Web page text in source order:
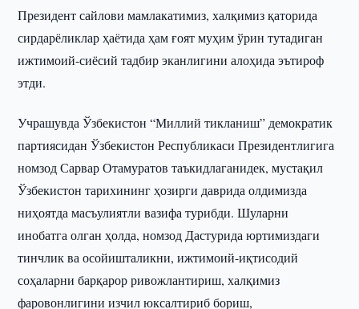
Президент сайлови мамлакатимиз, халқимиз қаторида
сирдарёликлар ҳаётида ҳам ғоят муҳим ўрин тутадиган
ижтимоий-сиёсий тадбир эканлигини алоҳида эътироф
этди.
Учрашувда Ўзбекистон “Миллий тикланиш” демократик
партиясидан Ўзбекистон Республикаси Президентлигига
номзод Сарвар Отамуратов таъкидлаганидек, мустақил
Ўзбекистон тарихининг ҳозирги даврида олдимизда
ниҳоятда масъулиятли вазифа турибди. Шуларни
инобатга олган ҳолда, номзод Дастурида юртимиздаги
тинчлик ва осойишталикни, ижтимоий-иқтисодий
соҳаларни барқарор ривожлантириш, халқимиз
фаровонлигини изчил юксалтириб бориш,